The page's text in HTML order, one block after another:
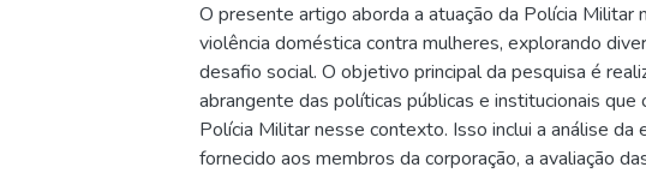
O presente artigo aborda a atuação da Polícia Militar
violência doméstica contra mulheres, explorando
desafio social. O objetivo principal da pesquisa é
abrangente das políticas públicas e institucionais que
Polícia Militar nesse contexto. Isso inclui a análise da
fornecido aos membros da corporação, a avaliação